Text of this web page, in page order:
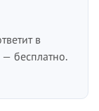
в
бесплатно.